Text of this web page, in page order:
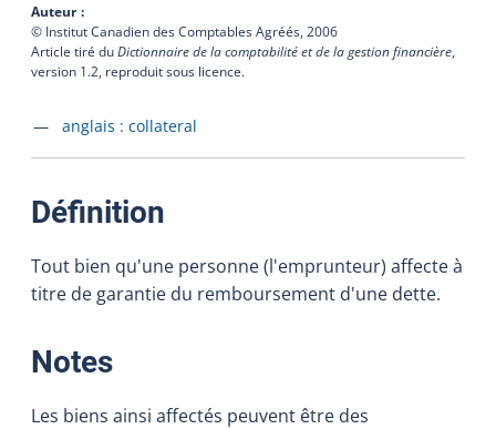
Auteur
© Institut Canadien des Comptables Agréés, 2006
Article tiré duDictionnaire de la comptabilité et de la gestion financière,
version 1.2, reproduit sous licence.
Accéder à la fiche en
anglais : collateral
Définition
Tout bien qu'une personne (l'emprunteur) affecte à
titre de garantie du remboursement d'une dette.
Notes:
Les biens ainsi affectés peuvent être des